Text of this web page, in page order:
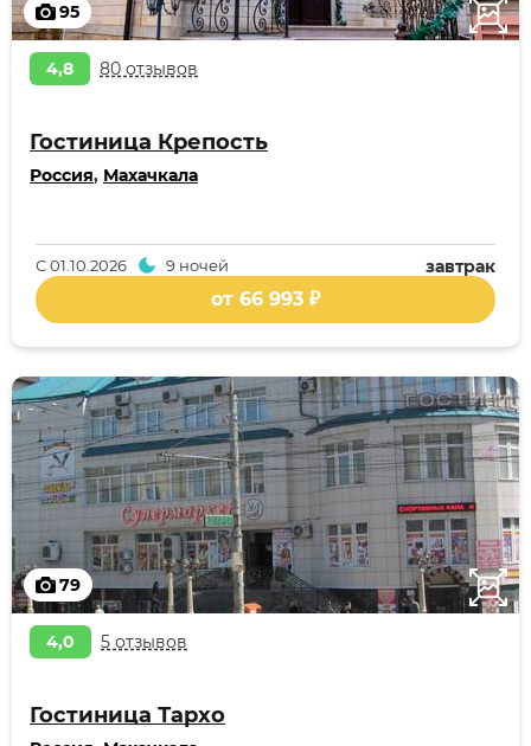
95
4,8 80 отзывов
Гостиница Крепость
Россия, Махачкала
завтрак
С01.10.2026 9 ночей
от 66 993 ₽
79
4,0 5 отзывов
Гостиница Тархо